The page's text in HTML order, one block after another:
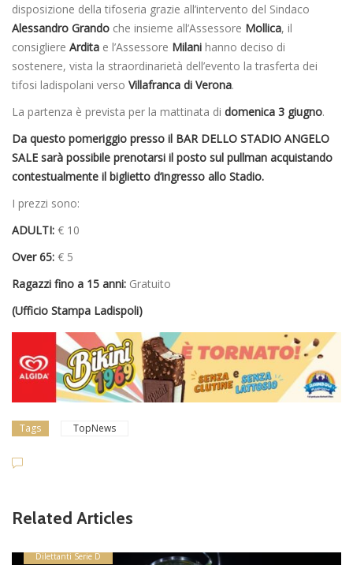
disposizione della tifoseria grazie all’intervento del Sindaco
Alessandro Grando che insieme all’Assessore Mollica, il
consigliere Ardita e l’Assessore Milani hanno deciso di
sostenere, vista la straordinarietà dell’evento la trasferta dei
tifosi ladispolani verso Villafranca di Verona.
La partenza è prevista per la mattinata di domenica 3 giugno.
Da questo pomeriggio presso il BAR DELLO STADIO ANGELO
SALE sarà possibile prenotarsi il posto sul pullman acquistando
contestualmente il biglietto d’ingresso allo Stadio.
I prezzi sono:
ADULTI: € 10
Over 65: € 5
Ragazzi fino a 15 anni: Gratuito
(Ufficio Stampa Ladispoli)
Tags TopNews
Related Articles
Dilettanti Serie D